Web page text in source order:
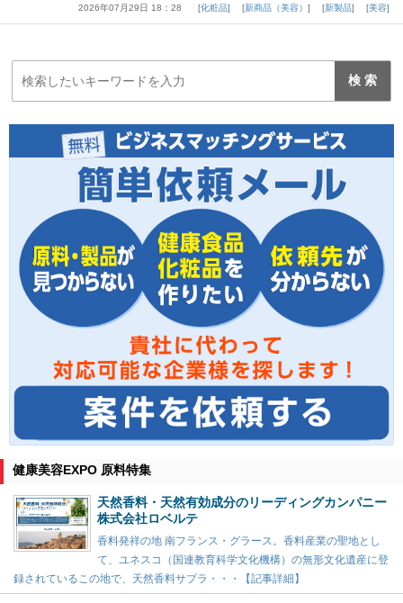
2026年07月29日 18：28 化粧品 新商品（美容） 新製品 美容
健康美容EXPO 原料特集
天然香料・天然有効成分のリーディングカンパニー
株式会社ロベルテ
香料発祥の地 南フランス・グラース。香料産業の聖地とし
て、ユネスコ（国連教育科学文化機構）の無形文化遺産に登
録されているこの地で、天然香料サプラ・・・【記事詳細】